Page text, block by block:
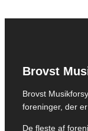
Brovst
Brovst
foreninger, der
De fleste af